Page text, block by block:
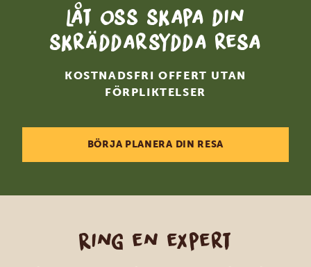
Låt oss skapa din
skräddarsydda resa
KOSTNADSFRI OFFERT UTAN
FÖRPLIKTELSER
BÖRJA PLANERA DIN RESA
Ring en expert